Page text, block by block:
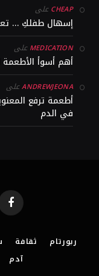
CHEAPعلى
إسهال طفلكِ …
MEDICATIONعلى
أهم أسوأ
ANDREWJEONAعلى
أطعمة ترفع
في الدم
ربورتام ثقافة
آدم